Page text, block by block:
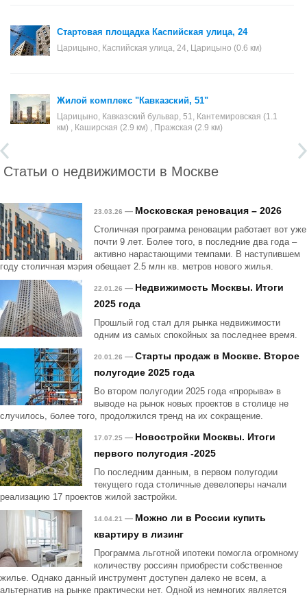
Стартовая площадка Каспийская улица, 24
Царицыно, Каспийская улица, 24, Царицыно (0.6 км)
Жилой комплекс "Кавказский, 51"
Царицыно, Кавказский бульвар, 51, Кантемировская (1.1
км) , Каширская (2.9 км) , Пражская (2.9 км)
Статьи о недвижимости в Москве
23.03.26 — Московская реновация – 2026
Столичная программа реновации работает вот уже
почти 9 лет. Более того, в последние два года –
активно нарастающими темпами. В наступившем
году столичная мэрия обещает 2.5 млн кв. метров нового жилья.
22.01.26 — Недвижимость Москвы. Итоги
2025 года
Прошлый год стал для рынка недвижимости
одним из самых спокойных за последнее время.
20.01.26 — Старты продаж в Москве. Второе
полугодие 2025 года
Во втором полугодии 2025 года «прорыва» в
выводе на рынок новых проектов в столице не
случилось, более того, продолжился тренд на их сокращение.
17.07.25 — Новостройки Москвы. Итоги
первого полугодия -2025
По последним данным, в первом полугодии
текущего года столичные девелоперы начали
реализацию 17 проектов жилой застройки.
14.04.21 — Можно ли в России купить
квартиру в лизинг
Программа льготной ипотеки помогла огромному
количеству россиян приобрести собственное
жилье. Однако данный инструмент доступен далеко не всем, а
альтернатив на рынке практически нет. Одной из немногих является